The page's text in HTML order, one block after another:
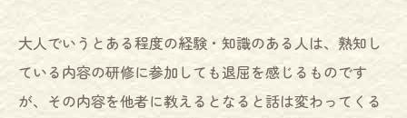
大人でいうとある程度の経験・知識のある人は、熟知し
ている内容の研修に参加しても退屈を感じるものです
が、その内容を他者に教えるとなると話は変わってくる